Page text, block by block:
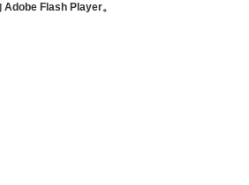
Adobe Flash Player。